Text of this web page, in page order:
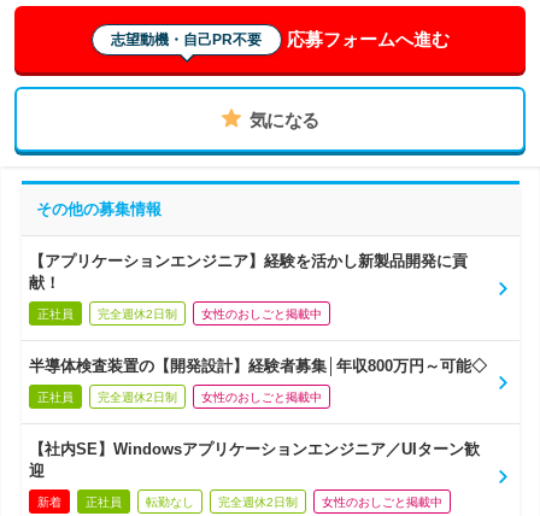
志望動機・自己PR不要 応募フォームへ進む
気になる
その他の募集情報
【アプリケーションエンジニア】経験を活かし新製品開発に貢
献！
正社員 完全週休2日制 女性のおしごと掲載中
半導体検査装置の【開発設計】経験者募集│年収800万円～可能◇
正社員 完全週休2日制 女性のおしごと掲載中
【社内SE】Windowsアプリケーションエンジニア／UIターン歓
迎
新着 正社員 転勤なし 完全週休2日制 女性のおしごと掲載中